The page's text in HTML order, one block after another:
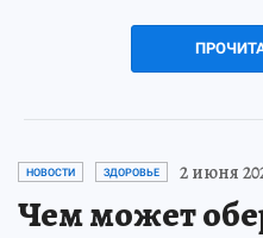
НОВОСТИ ЗДОРОВЬЕ 2 июня
Чем может